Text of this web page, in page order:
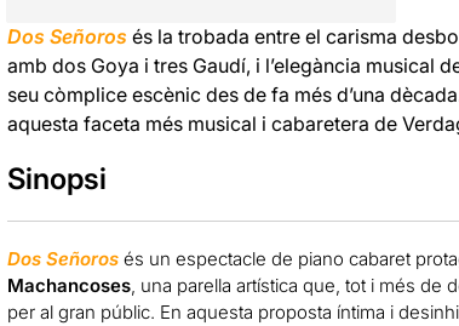
Dos Señoros és la trobada entre el carisma
amb dos Goya i tres Gaudí, i l’elegància musical
seu còmplice escènic des de fa més d’una
aquesta faceta més musical i cabaretera de
Sinopsi
Dos Señorosés un espectacle de piano cabaret
Machancoses, una parella artística que, tot i més de
per al gran públic. En aquesta proposta íntima i